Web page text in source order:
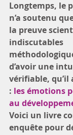
Longtemps, le
n’a soutenu
la preuve
indiscutables
d’avoir une
vérifiable, qu’il
: les émotions
au
Voici un livre
enquête pour